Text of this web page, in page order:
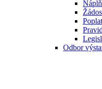
Odbor